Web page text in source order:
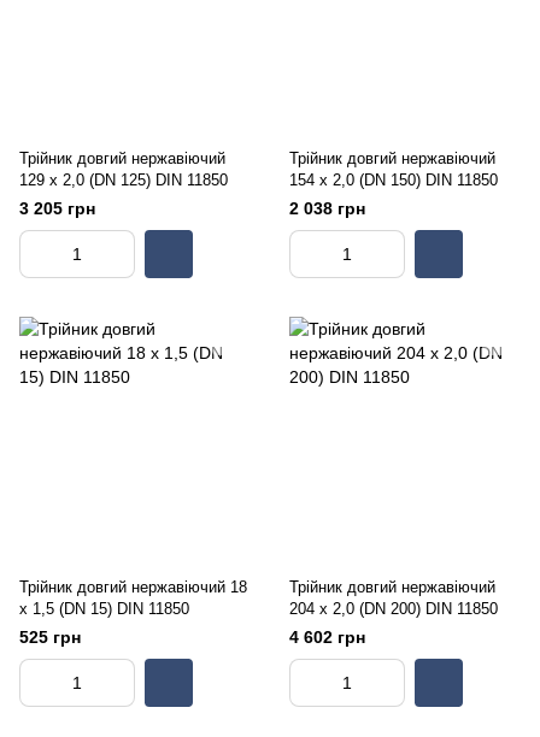
Трійник довгий нержавіючий
129 х 2,0 (DN 125) DIN 11850
3 205 грн
Трійник довгий нержавіючий
154 х 2,0 (DN 150) DIN 11850
2 038 грн
Трійник довгий нержавіючий 18
х 1,5 (DN 15) DIN 11850
525 грн
Трійник довгий нержавіючий
204 х 2,0 (DN 200) DIN 11850
4 602 грн